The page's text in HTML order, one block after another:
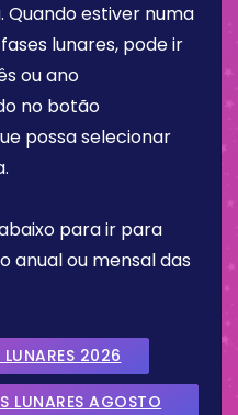
Quando estiver numa
lunares, pode ir
ou ano
no botão
possa selecionar
para ir para
anual ou mensal das
LUNARES 2026
LUNARES AGOSTO